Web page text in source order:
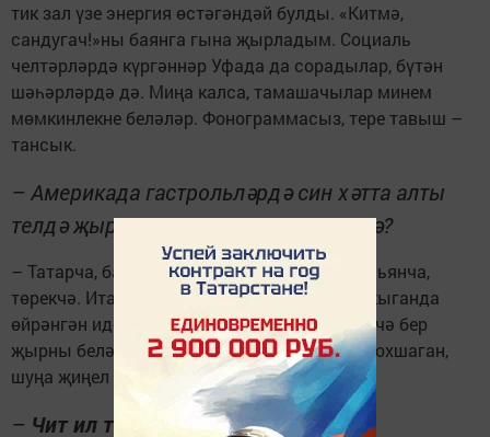
тик зал үзе энергия өстәгәндәй булды. «Китмә,
сандугач!»ны баянга гына җырладым. Социаль
челтәрләрдә күргәннәр Уфада да сорадылар, бүтән
шәһәрләрдә дә. Миңа калса, тамашачылар минем
мөмкинлекне беләләр. Фонограммасыз, тере тавыш –
тансык.
– Америкада гастрольләрдә син хәтта алты
телдә җырлагансың. Нинди телләрдә?
– Татарча, башкортча, русча, инглизчә, итальянча,
төрекчә. Итальян телен консерваториядә укыганда
өйрәнгән идек, хәзер онытыла бара. Инглизчә бер
җырны белә идем. Төрек теле үзебезнекенә охшаган,
шуңа җиңел бирелде.
– Чит ил тамашачысы нинди ул?